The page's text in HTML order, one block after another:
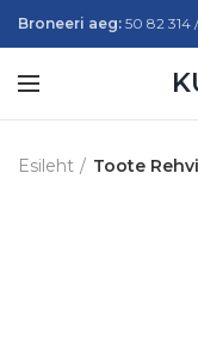
Broneeri aeg: 50 82 314
Esileht Toote